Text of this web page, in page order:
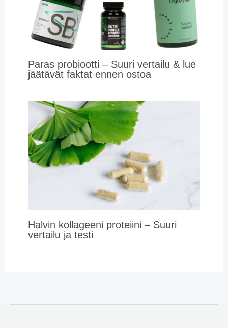
Paras probiootti – Suuri vertailu & lue
jäätävät faktat ennen ostoa
Halvin kollageeni proteiini – Suuri
vertailu ja testi